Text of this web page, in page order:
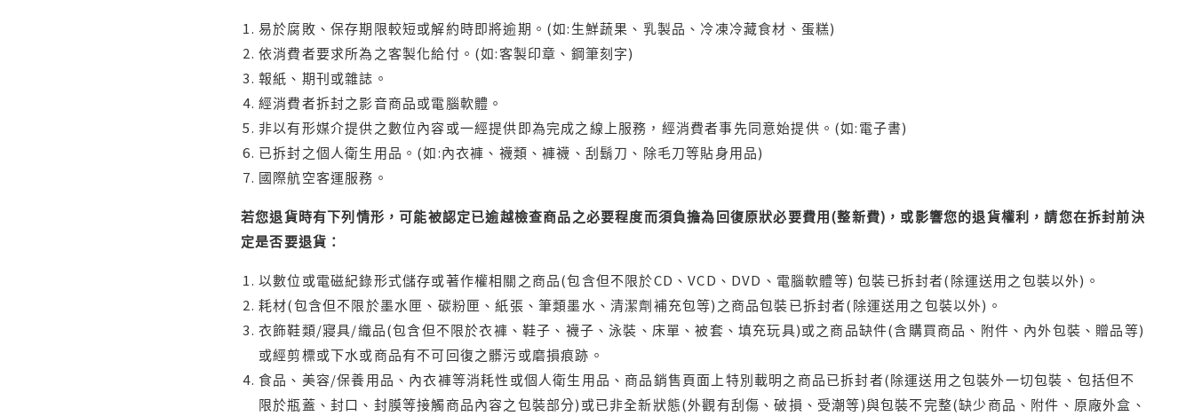
易於腐敗、保存期限較短或解約時即將逾期。(如:生鮮蔬果、乳製品、冷凍冷藏食材、蛋糕)
依消費者要求所為之客製化給付。(如:客製印章、鋼筆刻字)
報紙、期刊或雜誌。
經消費者拆封之影音商品或電腦軟體。
非以有形媒介提供之數位內容或一經提供即為完成之線上服務，經消費者事先同意始提供。(如:電子書)
已拆封之個人衛生用品。(如:內衣褲、襪類、褲襪、刮鬍刀、除毛刀等貼身用品)
國際航空客運服務。
若您退貨時有下列情形，可能被認定已逾越檢查商品之必要程度而須負擔為回復原狀必要費用(整新費)，或影響您的退貨權利，請您在拆封前決
定是否要退貨：
以數位或電磁紀錄形式儲存或著作權相關之商品(包含但不限於CD、VCD、DVD、電腦軟體等) 包裝已拆封者(除運送用之包裝以外)。
耗材(包含但不限於墨水匣、碳粉匣、紙張、筆類墨水、清潔劑補充包等)之商品包裝已拆封者(除運送用之包裝以外)。
衣飾鞋類/寢具/織品(包含但不限於衣褲、鞋子、襪子、泳裝、床單、被套、填充玩具)或之商品缺件(含購買商品、附件、內外包裝、贈品等)
或經剪標或下水或商品有不可回復之髒污或磨損痕跡。
食品、美容/保養用品、內衣褲等消耗性或個人衛生用品、商品銷售頁面上特別載明之商品已拆封者(除運送用之包裝外一切包裝、包括但不
限於瓶蓋、封口、封膜等接觸商品內容之包裝部分)或已非全新狀態(外觀有刮傷、破損、受潮等)與包裝不完整(缺少商品、附件、原廠外盒、